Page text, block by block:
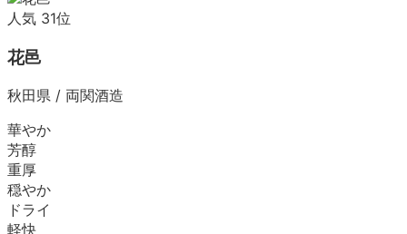
人気 31位
花邑
秋田県 / 両関酒造
華やか
芳醇
重厚
穏やか
ドライ
軽快